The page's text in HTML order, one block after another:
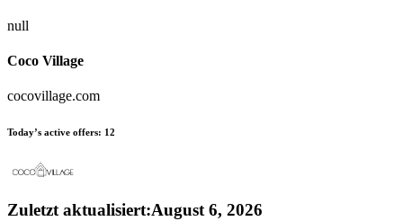
null
Coco Village
cocovillage.com
Today’s active offers: 12
Zuletzt aktualisiert:August 6, 2026